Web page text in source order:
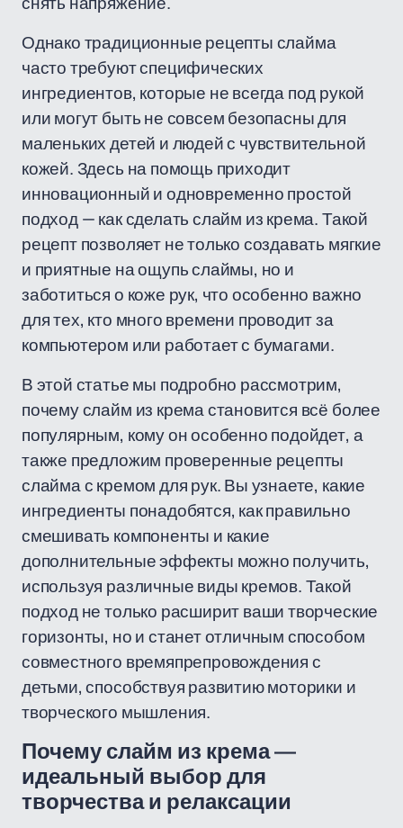
Однако традиционные рецепты слайма
часто требуют специфических
ингредиентов, которые не всегда под рукой
или могут быть не совсем безопасны для
маленьких детей и людей с чувствительной
кожей. Здесь на помощь приходит
инновационный и одновременно простой
подход — как сделать слайм из крема. Такой
рецепт позволяет не только создавать мягкие
и приятные на ощупь слаймы, но и
заботиться о коже рук, что особенно важно
для тех, кто много времени проводит за
компьютером или работает с бумагами.
В этой статье мы подробно рассмотрим,
почему слайм из крема становится всё более
популярным, кому он особенно подойдет, а
также предложим проверенные рецепты
слайма с кремом для рук. Вы узнаете, какие
ингредиенты понадобятся, как правильно
смешивать компоненты и какие
дополнительные эффекты можно получить,
используя различные виды кремов. Такой
подход не только расширит ваши творческие
горизонты, но и станет отличным способом
совместного времяпрепровождения с
детьми, способствуя развитию моторики и
творческого мышления.
Почему слайм из крема —
идеальный выбор для
творчества и релаксации